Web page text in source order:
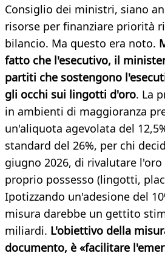
Consiglio dei ministri, siano
risorse per finanziare priorità
bilancio. Ma questo era noto.
fatto che l'esecutivo, il
partiti che sostengono
gli occhi sui lingotti d'oro. La
in ambienti di maggioranza
un'aliquota agevolata del
standard del 26%, per chi
giugno 2026, di rivalutare
proprio possesso (lingotti,
Ipotizzando un'adesione del
misura darebbe un gettito
miliardi. L'obiettivo della
documento, è «facilitare